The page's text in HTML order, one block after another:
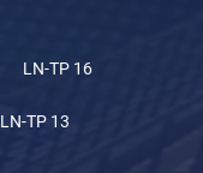
LN-TP 16
LN-TP 13